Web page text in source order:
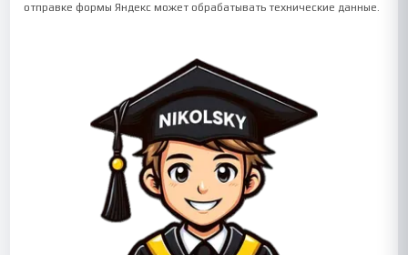
отправке формы Яндекс может обрабатывать технические данные.